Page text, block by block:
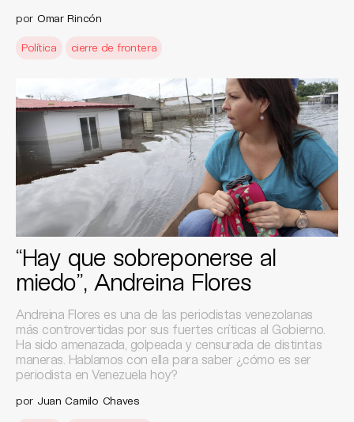
por Omar Rincón
Política cierre de frontera
“Hay que sobreponerse al
miedo”, Andreina Flores
Andreina Flores es una de las periodistas venezolanas
más controvertidas por sus fuertes críticas al Gobierno.
Ha sido amenazada, golpeada y censurada de distintas
maneras. Hablamos con ella para saber ¿cómo es ser
periodista en Venezuela hoy?
por Juan Camilo Chaves